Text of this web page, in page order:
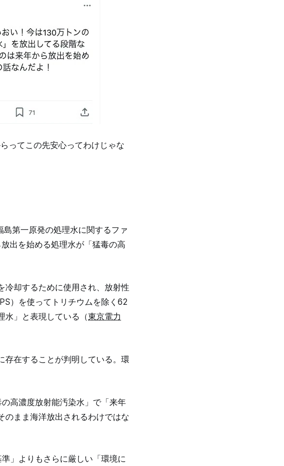
ってこの先安心ってわけじゃな
第一原発の処理水に関するファ
出を始める処理水が「猛毒の高
冷却するために使用され、放射性
）を使ってトリチウムを除く62
水」と表現している（東京電力
存在することが判明している。環
高濃度放射能汚染水」で「来年
のまま海洋放出されるわけではな
」よりもさらに厳しい「環境に